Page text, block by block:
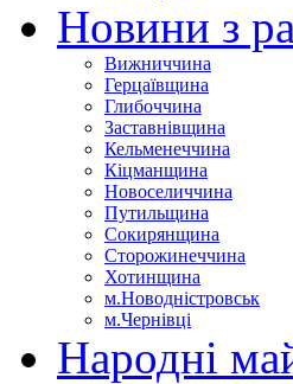
Новини з
Вижниччина
Герцаївщина
Глибоччина
Заставнівщина
Кельменеччина
Кіцманщина
Новоселиччина
Путильщина
Сокирянщина
Сторожинеччина
Хотинщина
м.Новодністровськ
м.Чернівці
Народні